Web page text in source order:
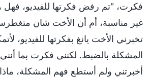
فكرت، "تم رفض فكرتها للفيديو، فهل
غير مناسبة، أم أن الأخت شان
تخبرني الأخت يانغ بفكرتها للفيديو،
المشكلة بالضبط. لكنني فكرت بما أنني
أخبرتني ولم أستطع فهم المشكلة،